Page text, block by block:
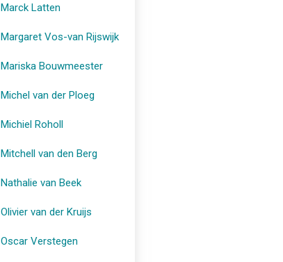
Marck Latten
Margaret Vos-van Rijswijk
Mariska Bouwmeester
Michel van der Ploeg
Michiel Roholl
Mitchell van den Berg
Nathalie van Beek
Olivier van der Kruijs
Oscar Verstegen